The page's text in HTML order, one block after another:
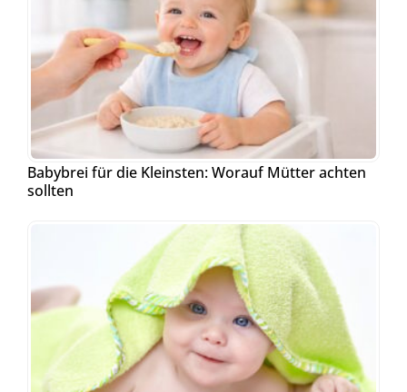
Babybrei für die Kleinsten: Worauf Mütter achten
sollten